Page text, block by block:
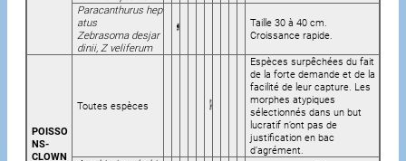
Paracanthurus hep
atus
Zebrasoma desjar
dinii, Z veliferum
Taille 30 à 40 cm.
Croissance rapide.
POISSO
NS-
CLOWN
Toutes espèces
Espèces surpêchées du fait
de la forte demande et de la
facilité de leur capture. Les
morphes atypiques
sélectionnés dans un but
lucratif n’ont pas de
justification en bac
d’agrément.